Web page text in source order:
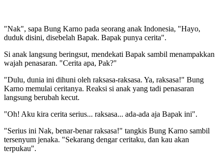
"Nak", sapa Bung Karno pada seorang anak Indonesia, "Hayo,
duduk disini, disebelah Bapak. Bapak punya cerita".
Si anak langsung beringsut, mendekati Bapak sambil menampakkan
wajah penasaran. "Cerita apa, Pak?"
"Dulu, dunia ini dihuni oleh raksasa-raksasa. Ya, raksasa!" Bung
Karno memulai ceritanya. Reaksi si anak yang tadi penasaran
langsung berubah kecut.
"Oh! Aku kira cerita serius... raksasa... ada-ada aja Bapak ini".
"Serius ini Nak, benar-benar raksasa!" tangkis Bung Karno sambil
tersenyum jenaka. "Sekarang dengar ceritaku, dan kau akan
terpukau".